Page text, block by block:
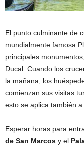
El punto culminante de
mundialmente famosa
principales
Ducal. Cuando los
la mañana, los
comienzan sus visitas
esto se aplica también
Esperar horas para
de San Marcos y el